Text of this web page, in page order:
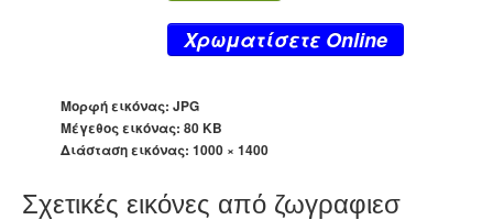
Xρωματίσετε Online
Μορφή εικόνας: JPG
Μέγεθος εικόνας: 80 KB
Διάσταση εικόνας: 1000 × 1400
Σχετικές εικόνες από ζωγραφιεσ